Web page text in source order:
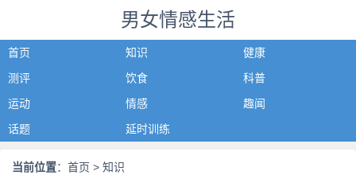
男女情感生活
首页 知识
健康
测评
饮食
科普
运动
情感
趣闻
话题
延时训练
当前位置： 首页 > 知识